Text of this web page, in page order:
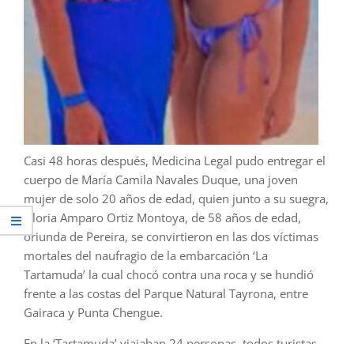
Casi 48 horas después, Medicina Legal pudo entregar el
cuerpo de María Camila Navales Duque, una joven
mujer de solo 20 años de edad, quien junto a su suegra,
Gloria Amparo Ortiz Montoya, de 58 años de edad,
oriunda de Pereira, se convirtieron en las dos víctimas
mortales del naufragio de la embarcación ‘La
Tartamuda’ la cual chocó contra una roca y se hundió
frente a las costas del Parque Natural Tayrona, entre
Gairaca y Punta Chengue.